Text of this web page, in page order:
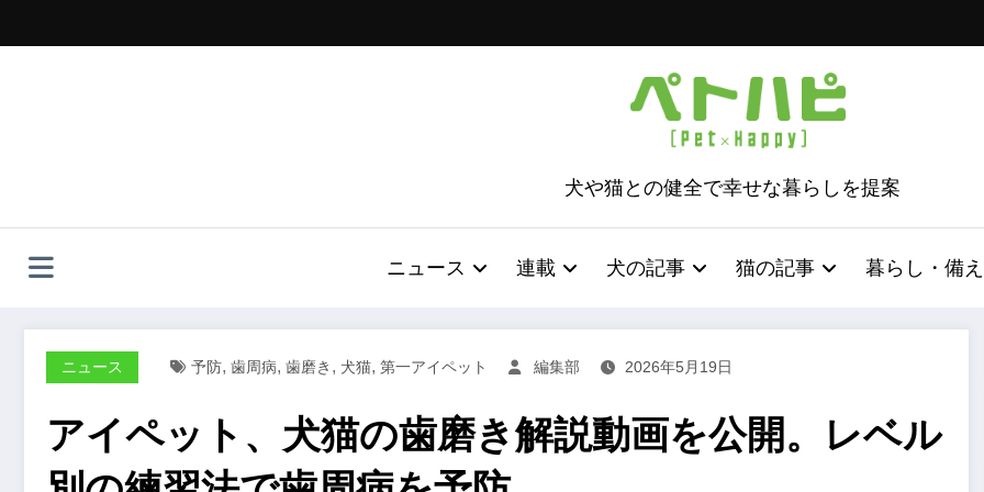
ッ
犬や猫との健全で幸せな暮らしを提案
ニュース 連載 犬の記事 猫の記事 暮らし・備え
ニュース 予防, 歯周病, 歯磨き , 犬猫, 第一アイペット 編集部 2026年5月19日
アイペット、犬猫の歯磨き解説動画を公開。レベル